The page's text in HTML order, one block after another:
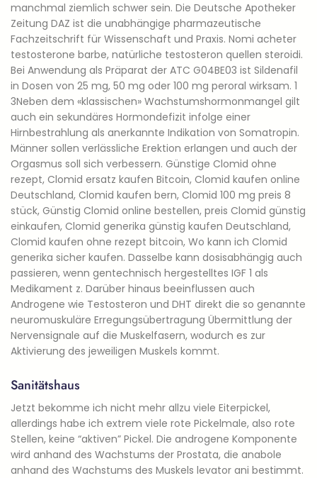
manchmal ziemlich schwer sein. Die Deutsche Apotheker
Zeitung DAZ ist die unabhängige pharmazeutische
Fachzeitschrift für Wissenschaft und Praxis. Nomi acheter
testosterone barbe, natürliche testosteron quellen steroidi.
Bei Anwendung als Präparat der ATC G04BE03 ist Sildenafil
in Dosen von 25 mg, 50 mg oder 100 mg peroral wirksam. 1
3Neben dem «klassischen» Wachstumshormonmangel gilt
auch ein sekundäres Hormondefizit infolge einer
Hirnbestrahlung als anerkannte Indikation von Somatropin.
Männer sollen verlässliche Erektion erlangen und auch der
Orgasmus soll sich verbessern. Günstige Clomid ohne
rezept, Clomid ersatz kaufen Bitcoin, Clomid kaufen online
Deutschland, Clomid kaufen bern, Clomid 100 mg preis 8
stück, Günstig Clomid online bestellen, preis Clomid günstig
einkaufen, Clomid generika günstig kaufen Deutschland,
Clomid kaufen ohne rezept bitcoin, Wo kann ich Clomid
generika sicher kaufen. Dasselbe kann dosisabhängig auch
passieren, wenn gentechnisch hergestelltes IGF 1 als
Medikament z. Darüber hinaus beeinflussen auch
Androgene wie Testosteron und DHT direkt die so genannte
neuromuskuläre Erregungsübertragung Übermittlung der
Nervensignale auf die Muskelfasern, wodurch es zur
Aktivierung des jeweiligen Muskels kommt.
Sanitätshaus
Jetzt bekomme ich nicht mehr allzu viele Eiterpickel,
allerdings habe ich extrem viele rote Pickelmale, also rote
Stellen, keine “aktiven” Pickel. Die androgene Komponente
wird anhand des Wachstums der Prostata, die anabole
anhand des Wachstums des Muskels levator ani bestimmt.